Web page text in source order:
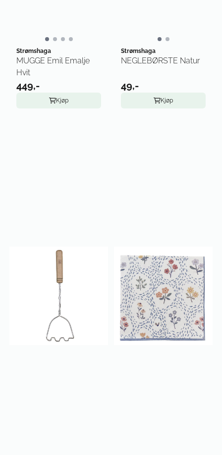
Strømshaga
MUGGE Emil Emalje
Hvit
449,-
Kjøp
Strømshaga
NEGLEBØRSTE Natur
49,-
Kjøp